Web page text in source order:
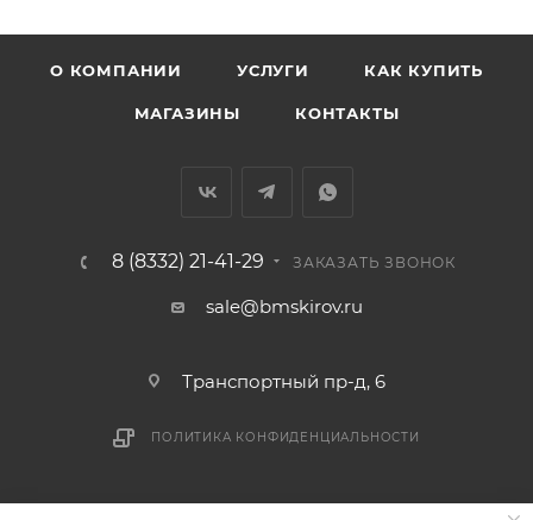
О КОМПАНИИ УСЛУГИ КАК КУПИТЬ
МАГАЗИНЫ КОНТАКТЫ
8 (8332) 21-41-29 ЗАКАЗАТЬ ЗВОНОК
sale@bmskirov.ru
Транспортный пр-д, 6
ПОЛИТИКА КОНФИДЕНЦИАЛЬНОСТИ